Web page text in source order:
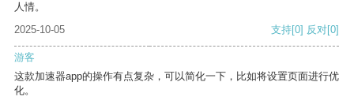
人情。
2025-10-05
支持[0] 反对[0]
游客
这款加速器app的操作有点复杂，可以简化一下，比如将设置页面进行优
化。